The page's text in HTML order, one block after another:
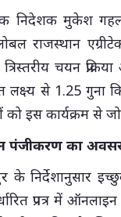
निदेशक मुकेश
राजस्थान
चयन
लक्ष्य से 1.25
को इस कार्यक्रम से
पंजीकरण का
निर्देशानुसार
प्रपत्र में